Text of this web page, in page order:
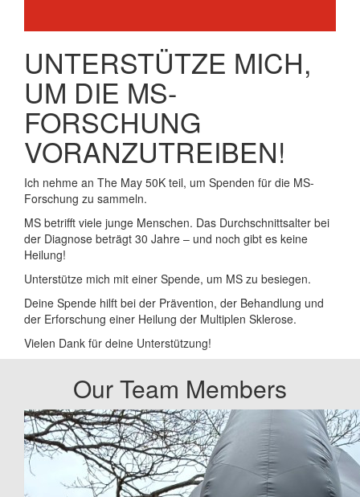
UNTERSTÜTZE MICH,
UM DIE MS-
FORSCHUNG
VORANZUTREIBEN!
Ich nehme an The May 50K teil, um Spenden für die MS-
Forschung zu sammeln.
MS betrifft viele junge Menschen. Das Durchschnittsalter bei
der Diagnose beträgt 30 Jahre – und noch gibt es keine
Heilung!
Unterstütze mich mit einer Spende, um MS zu besiegen.
Deine Spende hilft bei der Prävention, der Behandlung und
der Erforschung einer Heilung der Multiplen Sklerose.
Vielen Dank für deine Unterstützung!
Our Team Members